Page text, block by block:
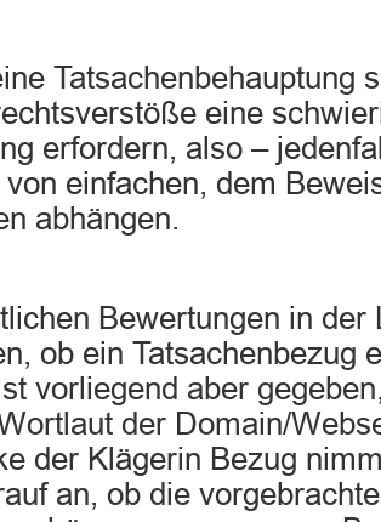
Tatsachenbehauptung
eine
erfordern, also –
von einfachen, dem
abhängen.
Bewertungen in der
ob ein Tatsachenbezug
vorliegend aber
der Domain/
der Klägerin Bezug
an, ob die